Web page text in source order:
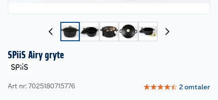
SPiiS Airy gryte
Art nr: 7025180715776 ☆☆☆☆☆ 2omtaler